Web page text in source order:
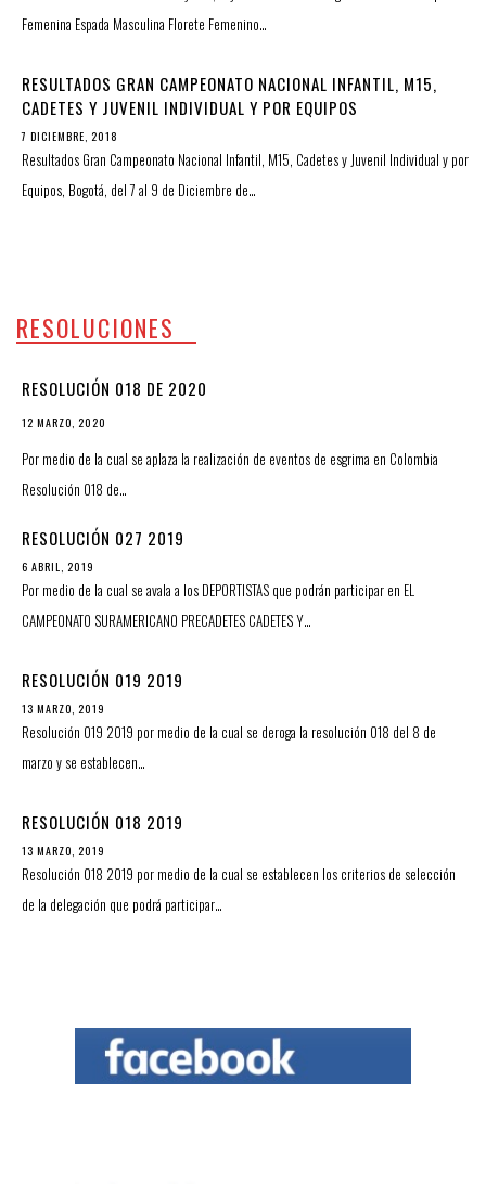
Femenina Espada Masculina Florete Femenino…
RESULTADOS GRAN CAMPEONATO NACIONAL INFANTIL, M15,
CADETES Y JUVENIL INDIVIDUAL Y POR EQUIPOS
7 DICIEMBRE, 2018
Resultados Gran Campeonato Nacional Infantil, M15, Cadetes y Juvenil Individual y por
Equipos, Bogotá, del 7 al 9 de Diciembre de…
RESOLUCIONES
RESOLUCIÓN 018 DE 2020
12 MARZO, 2020
Por medio de la cual se aplaza la realización de eventos de esgrima en Colombia
Resolución 018 de…
RESOLUCIÓN 027 2019
6 ABRIL, 2019
Por medio de la cual se avala a los DEPORTISTAS que podrán participar en EL
CAMPEONATO SURAMERICANO PRECADETES CADETES Y…
RESOLUCIÓN 019 2019
13 MARZO, 2019
Resolución 019 2019 por medio de la cual se deroga la resolución 018 del 8 de
marzo y se establecen…
RESOLUCIÓN 018 2019
13 MARZO, 2019
Resolución 018 2019 por medio de la cual se establecen los criterios de selección
de la delegación que podrá participar…